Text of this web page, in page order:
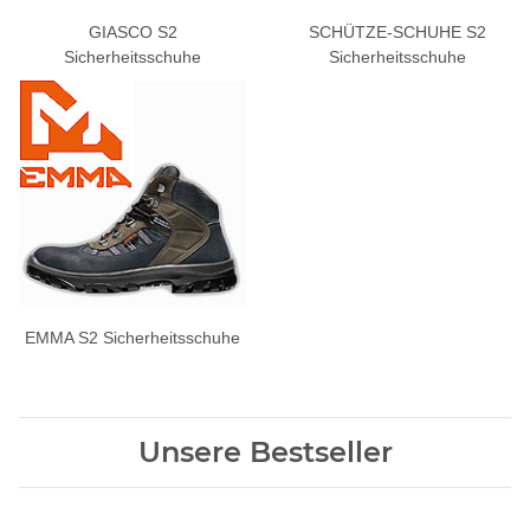
GIASCO S2
Sicherheitsschuhe
SCHÜTZE-SCHUHE S2
Sicherheitsschuhe
EMMA S2 Sicherheitsschuhe
Unsere Bestseller